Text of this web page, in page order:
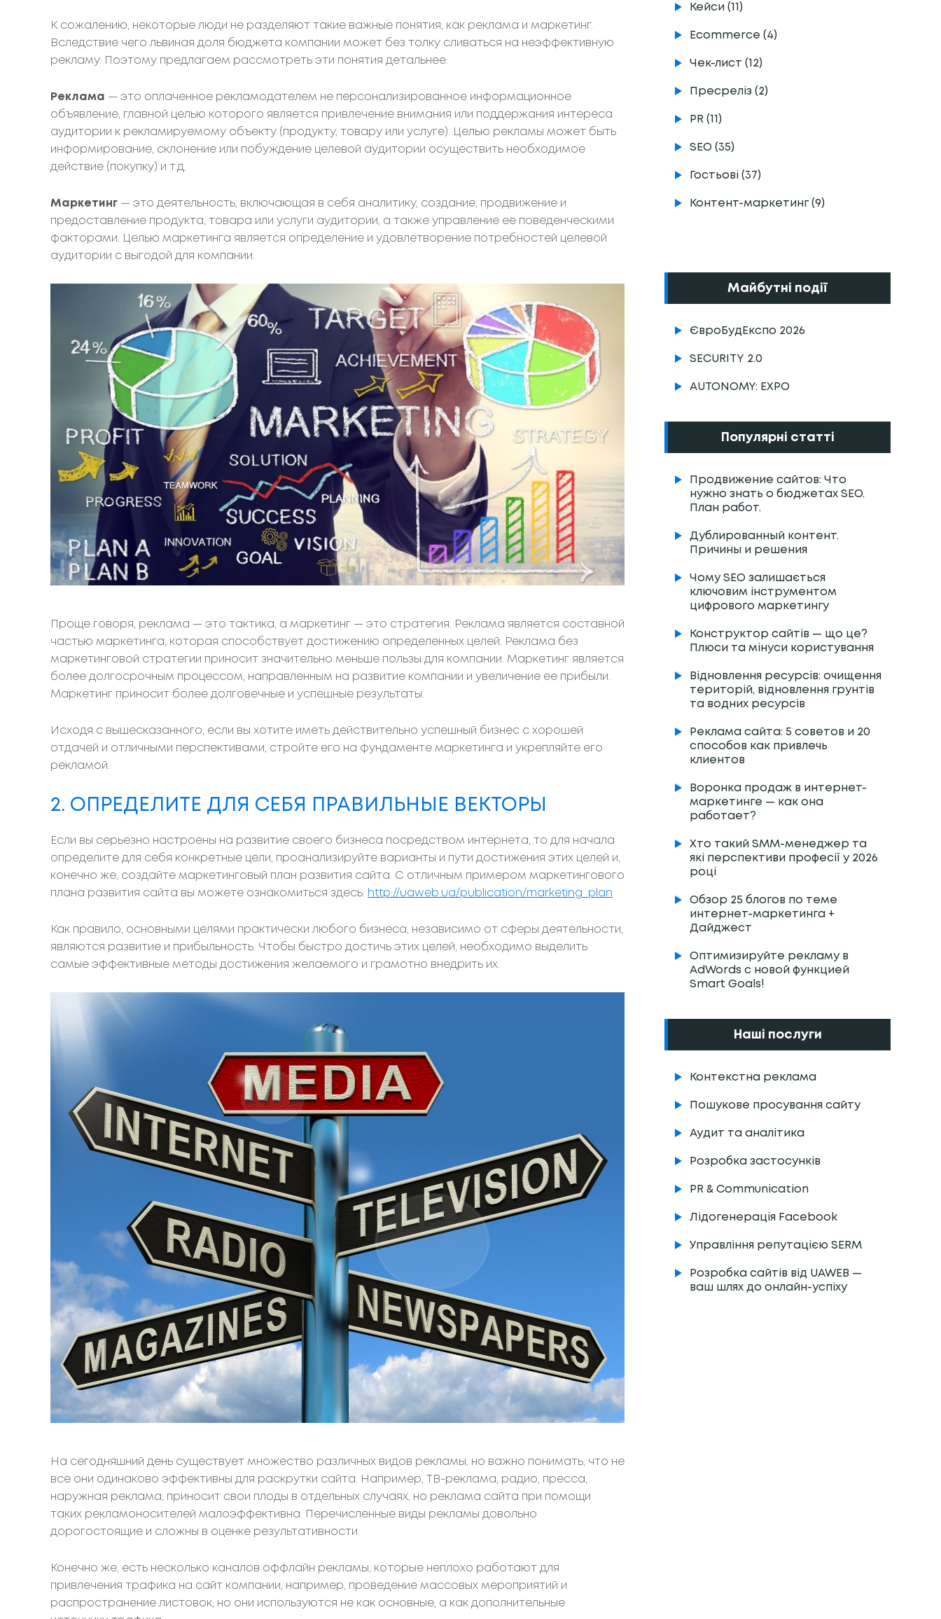
К сожалению, некоторые люди не разделяют такие важные понятия, как реклама и маркетинг.
Вследствие чего львиная доля бюджета компании может без толку сливаться на неэффективную
рекламу. Поэтому предлагаем рассмотреть эти понятия детальнее:
Реклама — это оплаченное рекламодателем не персонализированное информационное
объявление, главной целью которого является привлечение внимания или поддержания интереса
аудитории к рекламируемому объекту (продукту, товару или услуге). Целью рекламы может быть
информирование, склонение или побуждение целевой аудитории осуществить необходимое
действие (покупку) и т.д.
Маркетинг — это деятельность, включающая в себя аналитику, создание, продвижение и
предоставление продукта, товара или услуги аудитории, а также управление ее поведенческими
факторами. Целью маркетинга является определение и удовлетворение потребностей целевой
аудитории с выгодой для компании.
Проще говоря, реклама — это тактика, а маркетинг — это стратегия. Реклама является составной
частью маркетинга, которая способствует достижению определенных целей. Реклама без
маркетинговой стратегии приносит значительно меньше пользы для компании. Маркетинг является
более долгосрочным процессом, направленным на развитие компании и увеличение ее прибыли.
Маркетинг приносит более долговечные и успешные результаты.
Исходя с вышесказанного, если вы хотите иметь действительно успешный бизнес с хорошей
отдачей и отличными перспективами, стройте его на фундаменте маркетинга и укрепляйте его
рекламой.
2. ОПРЕДЕЛИТЕ ДЛЯ СЕБЯ ПРАВИЛЬНЫЕ ВЕКТОРЫ
Если вы серьезно настроены на развитие своего бизнеса посредством интернета, то для начала
определите для себя конкретные цели, проанализируйте варианты и пути достижения этих целей и,
конечно же, создайте маркетинговый план развития сайта. С отличным примером маркетингового
плана развития сайта вы можете ознакомиться здесь: http://uaweb.ua/publication/marketing_plan
Как правило, основными целями практически любого бизнеса, независимо от сферы деятельности,
являются развитие и прибыльность. Чтобы быстро достичь этих целей, необходимо выделить
самые эффективные методы достижения желаемого и грамотно внедрить их.
На сегодняшний день существует множество различных видов рекламы, но важно понимать, что не
все они одинаково эффективны для раскрутки сайта. Например, ТВ-реклама, радио, пресса,
наружная реклама, приносит свои плоды в отдельных случаях, но реклама сайта при помощи
таких рекламоносителей малоэффективна. Перечисленные виды рекламы довольно
дорогостоящие и сложны в оценке результативности.
Конечно же, есть несколько каналов оффлайн рекламы, которые неплохо работают для
привлечения трафика на сайт компании, например, проведение массовых мероприятий и
распространение листовок, но они используются не как основные, а как дополнительные
Кейси (11)
Ecommerce (4)
Чек-лист (12)
Пресреліз (2)
PR (11)
SEO (35)
Гостьові (37)
Контент-маркетинг (9)
Майбутні події
ЄвроБудЕкспо 2026
SECURITY 2.0
AUTONOMY: EXPO
Популярні статті
Продвижение сайтов: Что
нужно знать о бюджетах SEO.
План работ.
Дублированный контент.
Причины и решения
Чому SEO залишається
ключовим інструментом
цифрового маркетингу
Конструктор сайтів — що це?
Плюси та мінуси користування
Відновлення ресурсів: очищення
територій, відновлення грунтів
та водних ресурсів
Реклама сайта: 5 советов и 20
способов как привлечь
клиентов
Воронка продаж в интернет-
маркетинге — как она
работает?
Хто такий SMM-менеджер та
які перспективи професії у 2026
році
Обзор 25 блогов по теме
интернет-маркетинга +
Дайджест
Оптимизируйте рекламу в
AdWords с новой функцией
Smart Goals!
Наші послуги
Контекстна реклама
Пошукове просування сайту
Аудит та аналітика
Розробка застосунків
PR & Communication
Лідогенерація Facebook
Управління репутацією SERM
Розробка сайтів від UAWEB —
ваш шлях до онлайн-успіху